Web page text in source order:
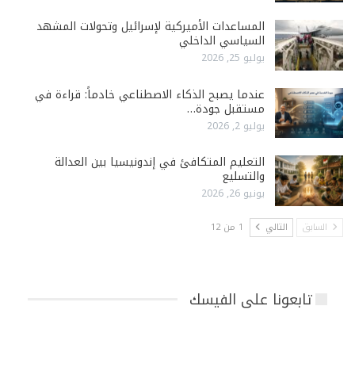
المساعدات الأميركية لإسرائيل وتحولات المشهد
السياسي الداخلي
يوليو 25, 2026
عندما يصبح الذكاء الاصطناعي خادماً: قراءة في
مستقبل جودة…
يوليو 2, 2026
التعليم المتكافئ في إندونيسيا بين العدالة
والتسليع
يونيو 26, 2026
السابق التالي 1 من 12
تابعونا على الفيسك